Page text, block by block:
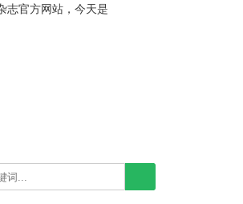
志官方网站，今天是